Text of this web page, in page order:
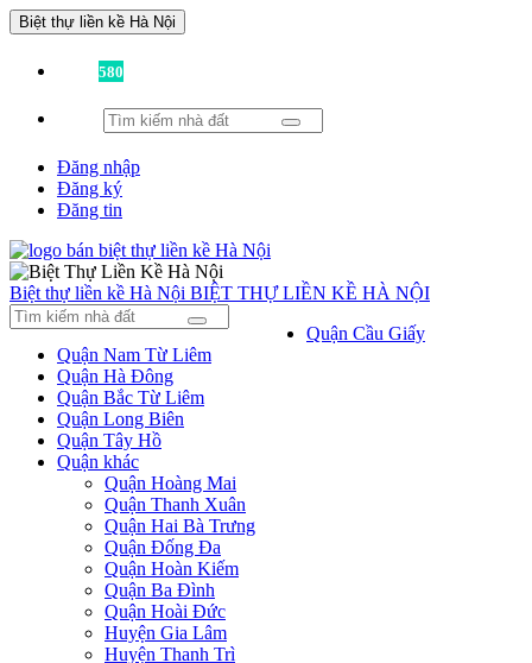
Biệt thự liền kề Hà Nội
580
Đăng nhập
Đăng ký
Đăng tin
Biệt thự liền kề Hà Nội BIỆT THỰ LIỀN KỀ HÀ NỘI
Quận Cầu Giấy
Quận Nam Từ Liêm
Quận Hà Đông
Quận Bắc Từ Liêm
Quận Long Biên
Quận Tây Hồ
Quận khác
Quận Hoàng Mai
Quận Thanh Xuân
Quận Hai Bà Trưng
Quận Đống Đa
Quận Hoàn Kiếm
Quận Ba Đình
Quận Hoài Đức
Huyện Gia Lâm
Huyện Thanh Trì